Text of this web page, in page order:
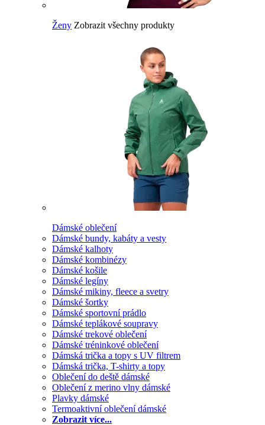
Ženy Zobrazit všechny produkty
Dámské oblečení
Dámské bundy, kabáty a vesty
Dámské kalhoty
Dámské kombinézy
Dámské košile
Dámské legíny
Dámské mikiny, fleece a svetry
Dámské šortky
Dámské sportovní prádlo
Dámské teplákové soupravy
Dámské trekové oblečení
Dámské tréninkové oblečení
Dámská trička a topy s UV filtrem
Dámská trička, T-shirty a topy
Oblečení do deště dámské
Oblečení z merino vlny dámské
Plavky dámské
Termoaktivní oblečení dámské
Zobrazit více...